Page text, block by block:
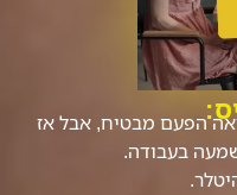
הפעם מבטיח, אבל אז
בעבודה.